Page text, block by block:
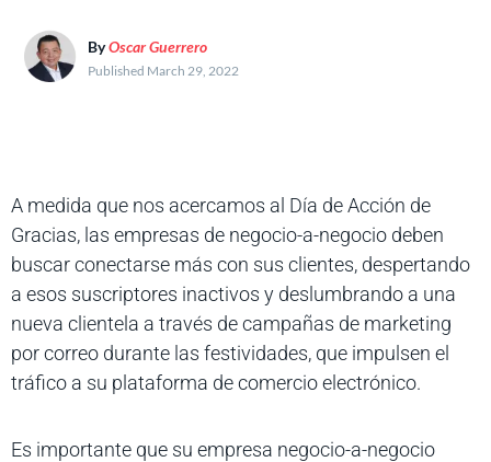
ByOscar Guerrero
Published March 29, 2022
A medida que nos acercamos al Día de Acción de
Gracias, las empresas de negocio-a-negocio deben
buscar conectarse más con sus clientes, despertando
a esos suscriptores inactivos y deslumbrando a una
nueva clientela a través de campañas de marketing
por correo durante las festividades, que impulsen el
tráfico a su plataforma de comercio electrónico.
Es importante que su empresa negocio-a-negocio